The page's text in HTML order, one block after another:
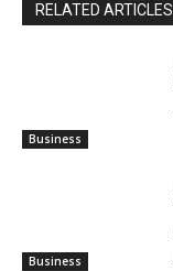
RELATED ARTICLES
Business
Business